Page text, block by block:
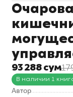
93 288 сум
В наличии 1
Автор